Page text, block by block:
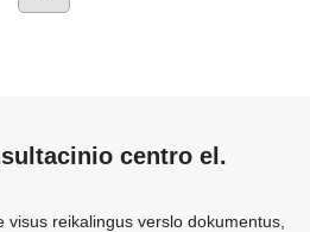
centro el.
visus reikalingus verslo dokumentus,